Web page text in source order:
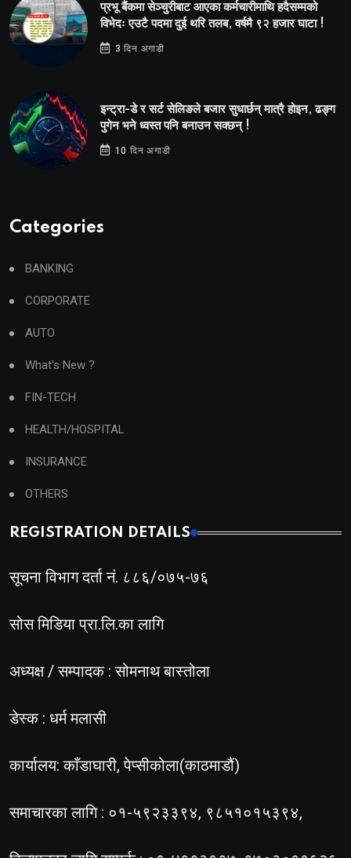
प्रभू बैंकमा सेञ्चुरीबाट आएका कर्मचारीमाथि हदैसम्मको
विभेदः एउटै पदमा दुई थरि तलब, वर्षमै ९२ हजार घाटा !
3 दिन अगाडी
इन्ट्रा-डे र सर्ट सेलिङले बजार सुधार्छन् मात्रै होइन, ढङ्ग
पुगेन भने ध्वस्त पनि बनाउन सक्छन् !
10 दिन अगाडी
Categories
BANKING
CORPORATE
AUTO
What's New ?
FIN-TECH
HEALTH/HOSPITAL
INSURANCE
OTHERS
REGISTRATION DETAILS
सूचना विभाग दर्ता नं. ८८६/०७५-७६
सोस मिडिया प्रा.लि.का लागि
अध्यक्ष / सम्पादक : सोमनाथ बास्तोला
डेस्क : धर्म मलासी
कार्यालय: काँडाघारी, पेप्सीकोला(काठमाडौं)
समाचारका लागि : ०१-५९२३३९४, ९८५१०१५३९४,